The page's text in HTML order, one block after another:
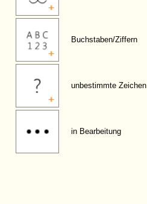
Buchstaben/Ziffern
unbestimmte Zeichen
in Bearbeitung